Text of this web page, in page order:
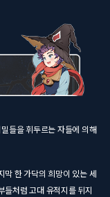
들을 휘두르는 자들에 의해
막 한 가닥의 희망이 있는 세
들처럼 고대 유적지를 뒤지